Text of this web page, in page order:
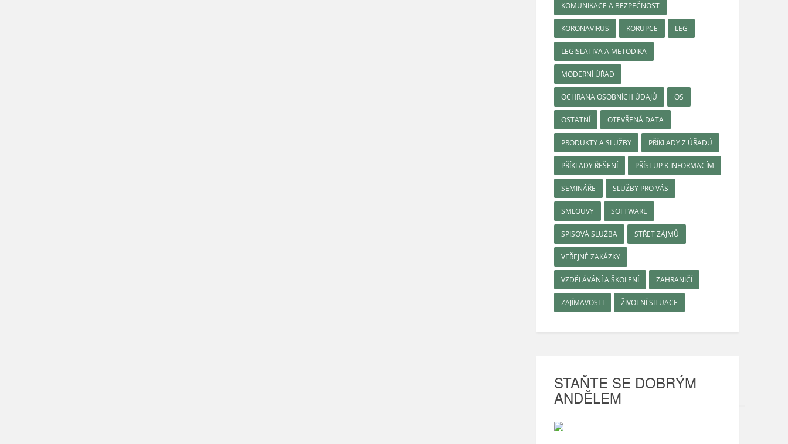
KOMUNIKACE A BEZPEČNOST
KORONAVIRUS KORUPCE LEG
LEGISLATIVA A METODIKA
MODERNÍ ÚŘAD
OCHRANA OSOBNÍCH ÚDAJŮ OS
OSTATNÍ OTEVŘENÁ DATA
PRODUKTY A SLUŽBY PŘÍKLADY Z ÚŘADŮ
PŘÍKLADY ŘEŠENÍ PŘÍSTUP K INFORMACÍM
SEMINÁŘE SLUŽBY PRO VÁS
SMLOUVY SOFTWARE
SPISOVÁ SLUŽBA STŘET ZÁJMŮ
VEŘEJNÉ ZAKÁZKY
VZDĚLÁVÁNÍ A ŠKOLENÍ ZAHRANIČÍ
ZAJÍMAVOSTI ŽIVOTNÍ SITUACE
STAŇTE SE DOBRÝM
ANDĚLEM